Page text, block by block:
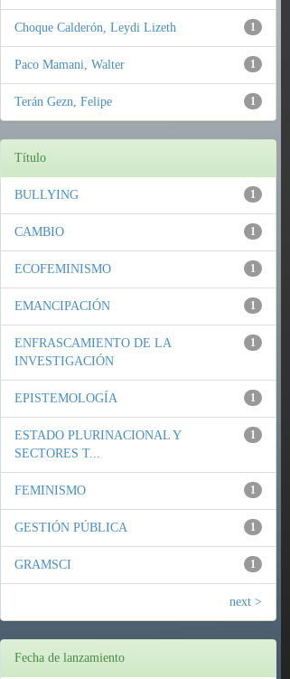
1
Choque Calderón, Leydi Lizeth
1
Paco Mamani, Walter
1
Terán Gezn, Felipe
Título
1
BULLYING
1
CAMBIO
1
ECOFEMINISMO
1
EMANCIPACIÓN
1
ENFRASCAMIENTO DE LA
INVESTIGACIÓN
1
EPISTEMOLOGÍA
1
ESTADO PLURINACIONAL Y
SECTORES T...
1
FEMINISMO
1
GESTIÓN PÚBLICA
1
GRAMSCI
next >
Fecha de lanzamiento